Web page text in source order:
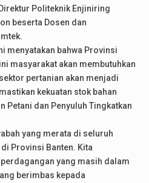
Politeknik Enjiniring
beserta Dosen dan
menyatakan bahwa Provinsi
masyarakat akan membutuhkan
pertanian akan menjadi
kekuatan stok bahan
Petani dan Penyuluh Tingkatkan
yang merata di seluruh
Provinsi Banten. Kita
yang masih dalam
berimbas kepada